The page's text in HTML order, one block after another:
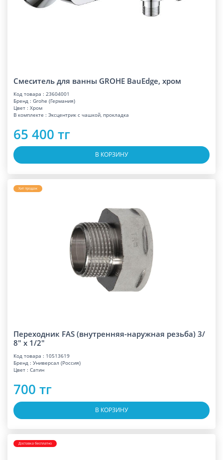
Смеситель для ванны GROHE BauEdge, хром
Код товара : 23604001
Бренд : Grohe (Германия)
Цвет : Хром
В комплекте : Эксцентрик с чашкой, прокладка
65 400 тг
В КОРЗИНУ
Хит продаж
Переходник FAS (внутренняя-наружная резьба) 3/
8" x 1/2"
Код товара : 10513619
Бренд : Универсал (Россия)
Цвет : Сатин
700 тг
В КОРЗИНУ
Доставка бесплатно